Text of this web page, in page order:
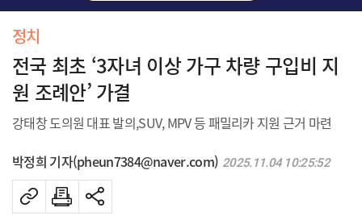
정치
전국 최초 ‘3자녀 이상 가구 차량 구입비 지
원 조례안’ 가결
강태창 도의원 대표 발의,SUV, MPV 등 패밀리카 지원 근거 마련
박정희 기자(pheun7384@naver.com) 2025.11.04 10:25:52